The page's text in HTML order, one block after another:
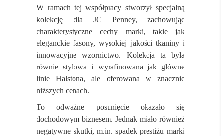
W ramach tej współpracy stworzył specjalną
kolekcję dla JC Penney, zachowując
charakterystyczne cechy marki, takie jak
eleganckie fasony, wysokiej jakości tkaniny i
innowacyjne wzornictwo. Kolekcja ta była
równie stylowa i wyrafinowana jak główne
linie Halstona, ale oferowana w znacznie
niższych cenach.
To odważne posunięcie okazało się
dochodowym biznesem. Jednak miało również
negatywne skutki, m.in. spadek prestiżu marki